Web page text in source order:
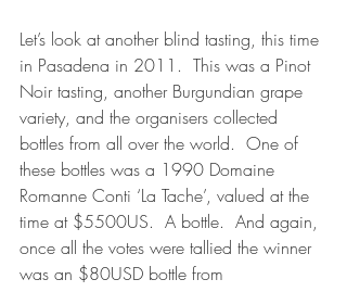
Let’s look at another blind tasting, this time
in Pasadena in 2011.  This was a Pinot
Noir tasting, another Burgundian grape
variety, and the organisers collected
bottles from all over the world.  One of
these bottles was a 1990 Domaine
Romanne Conti ‘La Tache’, valued at the
time at $5500US.  A bottle.  And again,
once all the votes were tallied the winner
was an $80USD bottle from